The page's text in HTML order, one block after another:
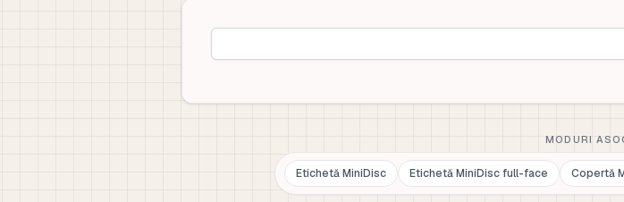
MODURI
Etichetă MiniDisc Etichetă MiniDisc full-face Copertă